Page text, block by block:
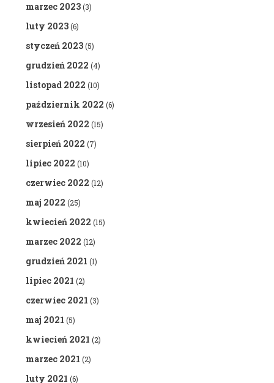
marzec 2023(3)
luty 2023(6)
styczeń 2023(5)
grudzień 2022 (4)
listopad 2022 (10)
październik 2022 (6)
wrzesień 2022 (15)
sierpień 2022 (7)
lipiec 2022 (10)
czerwiec 2022 (12)
maj 2022 (25)
kwiecień 2022 (15)
marzec 2022 (12)
grudzień 2021 (1)
lipiec 2021 (2)
czerwiec 2021 (3)
maj 2021 (5)
kwiecień 2021 (2)
marzec 2021 (2)
luty 2021 (6)